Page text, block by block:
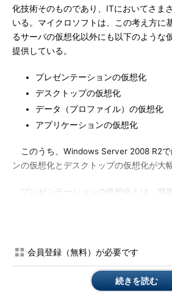
化技術そのものであり、ITにおいてさま
いる。マイクロソフトは、この考え方に
るサーバの仮想化以外にも以下のような
提供している。
プレゼンテーションの仮想化
デスクトップの仮想化
データ（プロファイル）の仮想化
アプリケーションの仮想化
このうち、Windows Server 2008 R2で
ンの仮想化とデスクトップの仮想化が大
プレゼンテーションの仮想化とは、簡
続がこれに該当する。一方、デスクトッ
しくはサーバの仮想化技術上に大量のク
会員登録（無料）が必要です
続きを読む